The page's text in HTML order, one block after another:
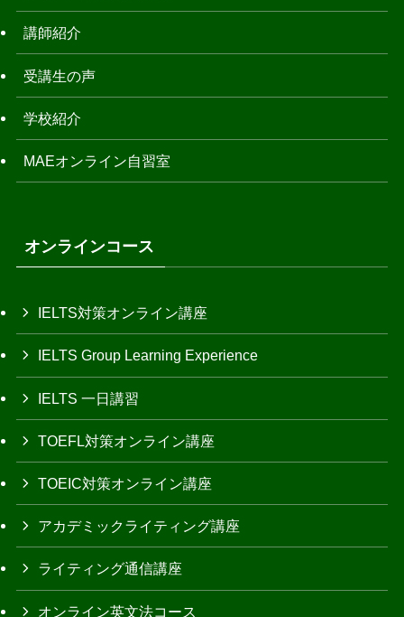
講師紹介
受講生の声
学校紹介
MAEオンライン自習室
オンラインコース
IELTS対策オンライン講座
IELTS Group Learning Experience
IELTS 一日講習
TOEFL対策オンライン講座
TOEIC対策オンライン講座
アカデミックライティング講座
ライティング通信講座
オンライン英文法コース